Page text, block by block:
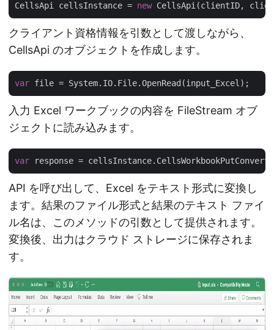
CellsApi cellsInstance = new
クライアント資格情報を引数として渡しながら、
CellsApi のオブジェクトを作成します。
var
入力 Excel ワークブックの内容を FileStream オブ
ジェクトに読み込みます。
var response =
API を呼び出して、Excel をテキスト形式に変換し
ます。結果のファイル形式と結果のテキスト ファイ
ル名は、このメソッドの引数として提供されます。
変換後、出力はクラウド ストレージに保存されま
す。